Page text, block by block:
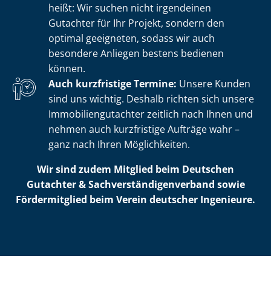
heißt: Wir suchen nicht irgendeinen
Gutachter für Ihr Projekt, sondern den
optimal geeigneten, sodass wir auch
besondere Anliegen bestens bedienen
können.
Auch kurzfristige Termine: Unsere Kunden
sind uns wichtig. Deshalb richten sich unsere
Im­mo­bi­li­en­gut­ach­ter zeitlich nach Ihnen und
nehmen auch kurzfristige Aufträge wahr –
ganz nach Ihren Möglichkeiten.
Wir sind zudem Mitglied beim Deutschen
Gutachter & Sach­ver­stän­di­gen­ver­band sowie
Fördermitglied beim Verein deutscher Ingenieure.